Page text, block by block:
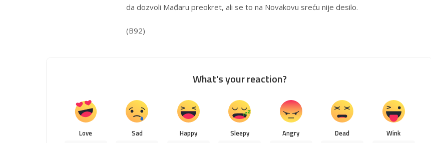
da dozvoli Mađaru preokret, ali se to na Novakovu sreću nije desilo.
(B92)
What's your reaction?
Love
Sad
Happy
Sleepy
Angry
Dead
Wink